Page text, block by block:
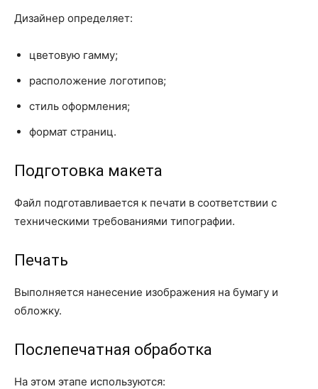
Дизайнер определяет:
цветовую гамму;
расположение логотипов;
стиль оформления;
формат страниц.
Подготовка макета
Файл подготавливается к печати в соответствии с
техническими требованиями типографии.
Печать
Выполняется нанесение изображения на бумагу и
обложку.
Послепечатная обработка
На этом этапе используются: